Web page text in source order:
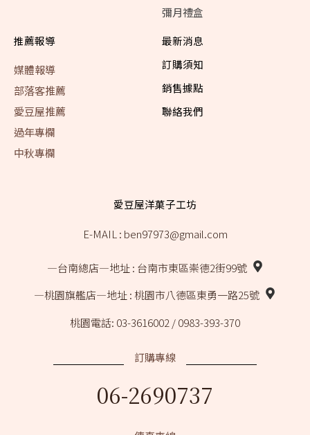
彌月禮盒
推薦報導
媒體報導
部落客推薦
愛豆屋推薦
過年專欄
中秋專欄
最新消息
訂購須知
銷售據點
聯絡我們
愛豆屋洋菓子工坊
E-MAIL : ben97973@gmail.com
―台南總店―地址 : 台南市東區崇德2街99號
―桃園旗艦店―地址 : 桃園市八德區東勇一路25號
桃園電話: 03-3616002 / 0983-393-370
06-2690737
訂購專線